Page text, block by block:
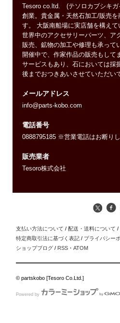
Tesoro co.ltd. (テソロカブシキ
創業。貴金属・天然石加工/販売を
す。 大阪南船場に実店舗を構えて
世界中のアクセサリーパーツ、ア
販売、鉱物の加工や修理も承って
開催中で、作家作品の販売もして
サービスもあり、石においては採
後までおつきあいさせていただい
メールアドレス
info@parts-kobo.com
電話番号
0888795185 ※営業電話はお断りし
販売業者
Tesoro株式会社
支払い方法について / 配送・送料について /
特定商取引法に基づく表記 / プライバシー
ショップブログ / RSS ・ATOM
© partskobo [Tesoro Co.Ltd.]
Powered by